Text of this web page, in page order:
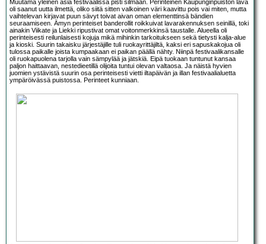
Muutama yleinen asia festivaalissa pisti silmään. Perinteinen Kaupunginpuiston lava
oli saanut uutta ilmettä, oliko siitä sitten valkoinen väri kaavittu pois vai miten, mutta
vaihtelevan kirjavat puun sävyt toivat aivan oman elementtinsä bändien
seuraamiseen. Ämyn perinteiset banderollit roikkuivat lavarakennuksen seinillä, toki
ainakin Viikate ja Liekki ripustivat omat voitonmerkkinsä taustalle. Alueella oli
perinteisesti reilunlaisesti kojuja mikä mihinkin tarkoitukseen sekä tietysti kalja-alue
ja kioski. Suurin takaisku järjestäjille tuli ruokayrittäjiltä, kaksi eri sapuskakojua oli
tulossa paikalle joista kumpaakaan ei paikan päällä nähty. Niinpä festivaalikansalle
oli ruokapuolena tarjolla vain sämpylää ja jätskiä. Eipä tuokaan tuntunut kansaa
paljon haittaavan, nestedieetillä olijoita tuntui olevan valtaosa. Ja näistä hyvien
juomien ystävistä suurin osa perinteisesti vietti iltapäivän ja illan festivaalialuetta
ympäröivässä puistossa. Perinteet kunniaan.